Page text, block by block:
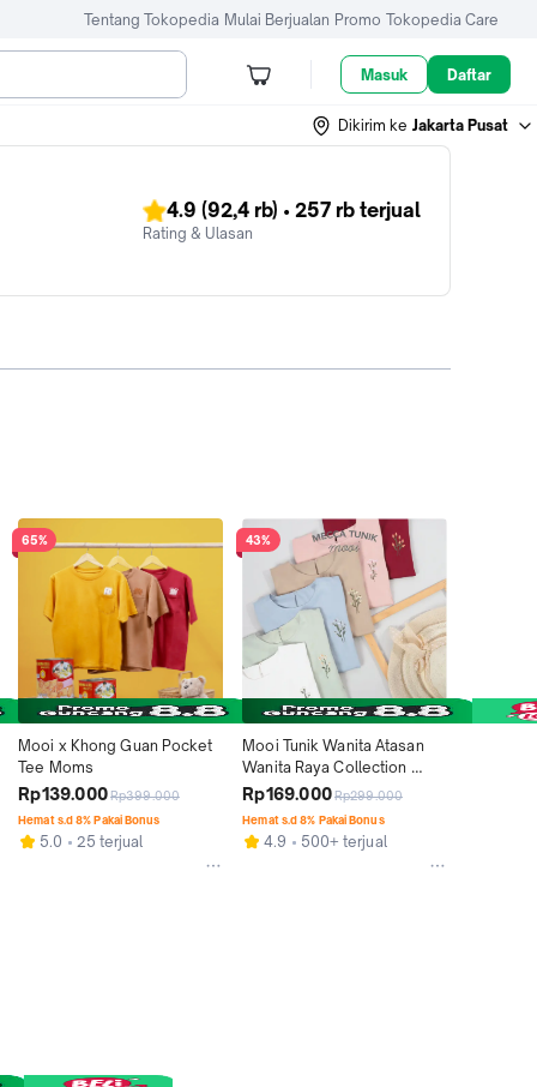
Tentang Tokopedia Mulai Berjualan Promo Tokopedia Care
Masuk Daftar
Dikirim ke Jakarta Pusat
4.9 (92,4 rb) • 257 rb terjual
Rating & Ulasan
65%
Mooi x Khong Guan Pocket
Tee Moms
Rp139.000Rp399.000
Hemat s.d 8% Pakai Bonus
5.0 25 terjual
43%
Mooi Tunik Wanita Atasan
Wanita Raya Collection
Mecca Tunik
Rp169.000Rp299.000
Hemat s.d 8% Pakai Bonus
4.9 500+ terjual